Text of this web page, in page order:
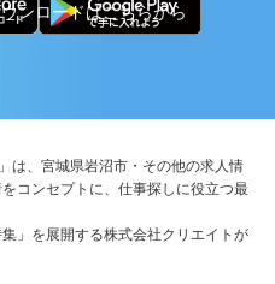
ンロードはこちらから
は、宮城県岩沼市・その他の求人情
コンセプトに、仕事探しに役立つ最
」を展開する株式会社クリエイトが